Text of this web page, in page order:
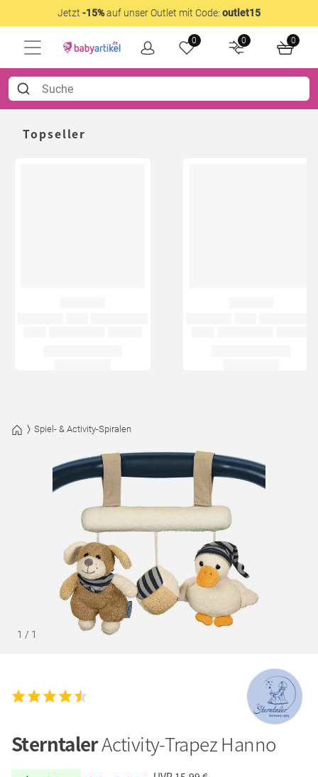
Jetzt -15%auf unser Outlet mit Code: outlet15
0 0 0
Topseller
Spiel- & Activity-Spiralen
1 / 1
SterntalerActivity-Trapez Hanno